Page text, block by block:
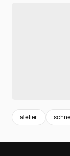
atelier